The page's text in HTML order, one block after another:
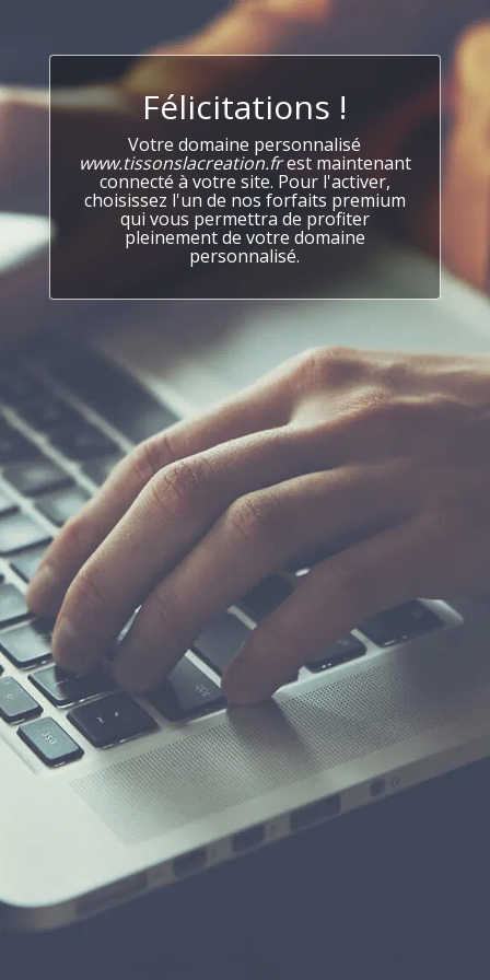
Félicitations !
Votre domaine personnalisé
www.tissonslacreation.frest maintenant
connecté à votre site. Pour l'activer,
choisissez l'un de nos forfaits premium
qui vous permettra de profiter
pleinement de votre domaine
personnalisé.